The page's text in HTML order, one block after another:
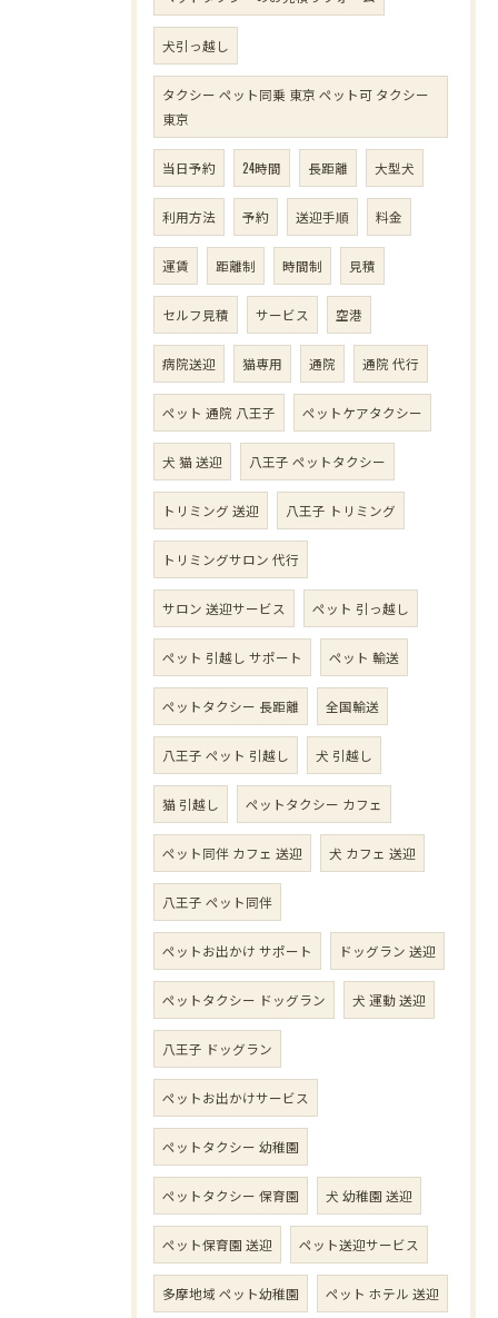
犬引っ越し
タクシー ペット同乗 東京 ペット可 タクシー
東京
当日予約 24時間 長距離 大型犬
利用方法 予約 送迎手順 料金
運賃 距離制 時間制 見積
セルフ見積 サービス 空港
病院送迎 猫専用 通院 通院 代行
ペット 通院 八王子 ペットケアタクシー
犬 猫 送迎 八王子 ペットタクシー
トリミング 送迎 八王子 トリミング
トリミングサロン 代行
サロン 送迎サービス ペット 引っ越し
ペット 引越し サポート ペット 輸送
ペットタクシー 長距離 全国輸送
八王子 ペット 引越し 犬 引越し
猫 引越し ペットタクシー カフェ
ペット同伴 カフェ 送迎 犬 カフェ 送迎
八王子 ペット同伴
ペットお出かけ サポート ドッグラン 送迎
ペットタクシー ドッグラン 犬 運動 送迎
八王子 ドッグラン
ペットお出かけサービス
ペットタクシー 幼稚園
ペットタクシー 保育園 犬 幼稚園 送迎
ペット保育園 送迎 ペット送迎サービス
多摩地域 ペット幼稚園 ペット ホテル 送迎